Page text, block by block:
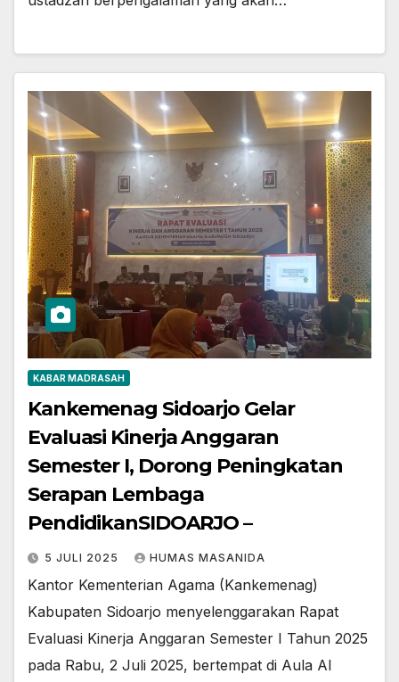
KABAR MADRASAH
Kankemenag Sidoarjo Gelar
Evaluasi Kinerja Anggaran
Semester I, Dorong Peningkatan
Serapan Lembaga
PendidikanSIDOARJO –
5 JULI 2025 HUMAS MASANIDA
Kantor Kementerian Agama (Kankemenag)
Kabupaten Sidoarjo menyelenggarakan Rapat
Evaluasi Kinerja Anggaran Semester I Tahun 2025
pada Rabu, 2 Juli 2025, bertempat di Aula Al